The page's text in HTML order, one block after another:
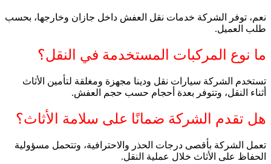
نعم، توفر الشركة خدمات نقل العفش داخل جازان وخارجها، بحسب
طلب العميل.
ما نوع المركبات المستخدمة في النقل؟
تستخدم الشركة سيارات نقل ودينا مجهزة ومغلقة لتأمين الأثاث
أثناء النقل، وتتوفر بعدة أحجام حسب حجم العفش.
هل تقدم الشركة ضمانًا على سلامة الأثاث؟
تعمل الشركة بأقصى درجات الحذر والاحترافية، وتتحمل مسؤولية
الحفاظ على الأثاث خلال عملية النقل.